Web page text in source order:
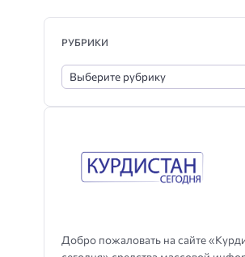
Добро пожаловать на сайте
РУБРИКИ